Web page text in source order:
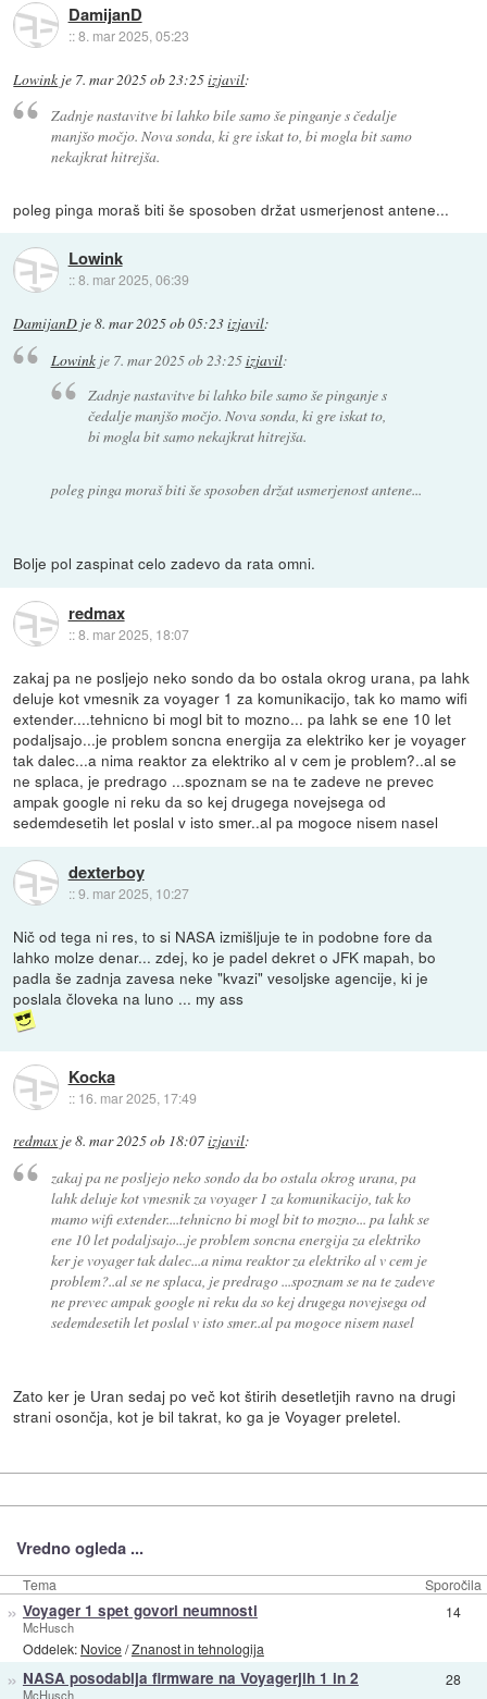
DamijanD
::8. mar 2025, 05:23
Lowink je 7. mar 2025 ob 23:25izjavil:
Zadnje nastavitve bi lahko bile samo še pinganje s čedalje
manjšo močjo. Nova sonda, ki gre iskat to, bi mogla bit samo
nekajkrat hitrejša.
poleg pinga moraš biti še sposoben držat usmerjenost antene...
Lowink
::8. mar 2025, 06:39
DamijanD je8. mar 2025 ob 05:23izjavil:
Lowinkje 7. mar 2025 ob 23:25izjavil:
Zadnje nastavitve bi lahko bile samo še pinganje s
čedalje manjšo močjo. Nova sonda, ki gre iskat to,
bi mogla bit samo nekajkrat hitrejša.
poleg pinga moraš biti še sposoben držat usmerjenost antene...
Bolje pol zaspinat celo zadevo da rata omni.
redmax
::8. mar 2025, 18:07
zakaj pa ne posljejo neko sondo da bo ostala okrog urana, pa lahk
deluje kot vmesnik za voyager 1 za komunikacijo, tak ko mamo wifi
extender....tehnicno bi mogl bit to mozno... pa lahk se ene 10 let
podaljsajo...je problem soncna energija za elektriko ker je voyager
tak dalec...a nima reaktor za elektriko al v cem je problem?..al se
ne splaca, je predrago ...spoznam se na te zadeve ne prevec
ampak google ni reku da so kej drugega novejsega od
sedemdesetih let poslal v isto smer..al pa mogoce nisem nasel
dexterboy
::9. mar 2025, 10:27
Nič od tega ni res, to si NASA izmišljuje te in podobne fore da
lahko molze denar... zdej, ko je padel dekret o JFK mapah, bo
padla še zadnja zavesa neke "kvazi" vesoljske agencije, ki je
poslala človeka na luno ... my ass
Kocka
:: 16. mar 2025, 17:49
redmax je8. mar 2025 ob 18:07izjavil:
zakaj pa ne posljejo neko sondo da bo ostala okrog urana, pa
lahk deluje kot vmesnik za voyager 1 za komunikacijo, tak ko
mamo wifi extender....tehnicno bi mogl bit to mozno... pa lahk se
ene 10 let podaljsajo...je problem soncna energija za elektriko
ker je voyager tak dalec...a nima reaktor za elektriko al v cem je
problem?..al se ne splaca, je predrago ...spoznam se na te zadeve
ne prevec ampak google ni reku da so kej drugega novejsega od
sedemdesetih let poslal v isto smer..al pa mogoce nisem nasel
Zato ker je Uran sedaj po več kot štirih desetletjih ravno na drugi
strani osončja, kot je bil takrat, ko ga je Voyager preletel.
Vredno ogleda ...
Tema Sporočila
» Voyager 1 spet govori neumnosti
McHusch
Oddelek: Novice/Znanost in tehnologija
14
» NASA posodablja firmware na Voyagerjih 1 in 2
McHusch
28